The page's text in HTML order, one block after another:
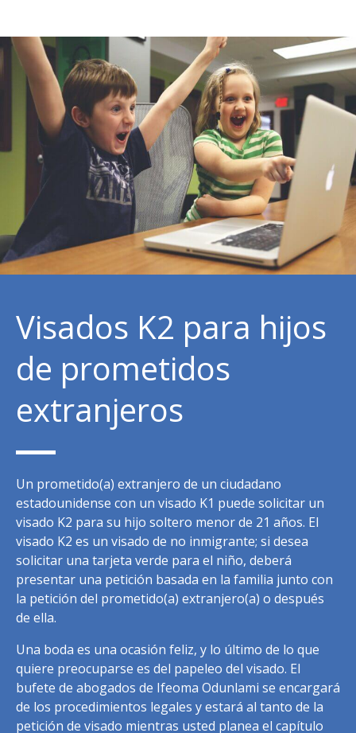
Visados K2 para hijos
de prometidos
extranjeros
Un prometido(a) extranjero de un ciudadano
estadounidense con un visado K1 puede solicitar un
visado K2 para su hijo soltero menor de 21 años. El
visado K2 es un visado de no inmigrante; si desea
solicitar una tarjeta verde para el niño, deberá
presentar una petición basada en la familia junto con
la petición del prometido(a) extranjero(a) o después
de ella.
Una boda es una ocasión feliz, y lo último de lo que
quiere preocuparse es del papeleo del visado. El
bufete de abogados de Ifeoma Odunlami se encargará
de los procedimientos legales y estará al tanto de la
petición de visado mientras usted planea el capítulo